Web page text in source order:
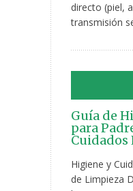
directo (piel,
transmisión
Guía de
para
Cuidados
Higiene y
de Limpieza